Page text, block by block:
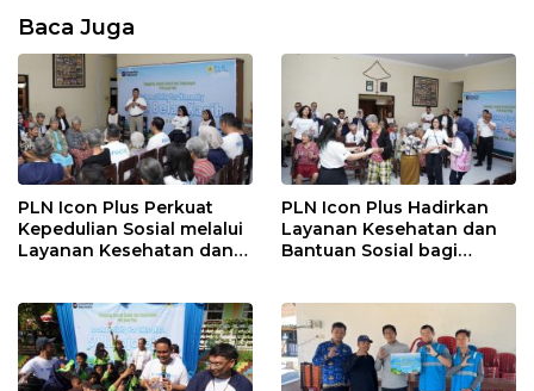
Baca Juga
PLN Icon Plus Perkuat
Kepedulian Sosial melalui
Layanan Kesehatan dan
PLN Icon Plus Hadirkan
Layanan Kesehatan dan
Bantuan Sosial bagi